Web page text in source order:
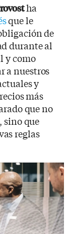
ha
que le
de
durante al
y como
a nuestros
y
más
que no
sino que
reglas